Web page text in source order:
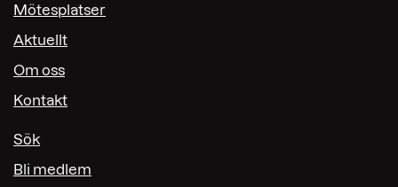
Mötesplatser
Aktuellt
Om oss
Kontakt
Sök
Bli medlem